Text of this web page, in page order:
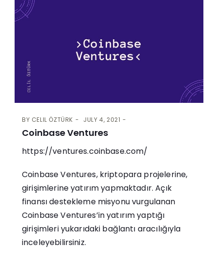
BY CELIL ÖZTÜRK JULY 4, 2021
Coinbase Ventures
https://ventures.coinbase.com/
Coinbase Ventures, kriptopara projelerine,
girişimlerine yatırım yapmaktadır. Açık
finansı destekleme misyonu vurgulanan
Coinbase Ventures’in yatırım yaptığı
girişimleri yukarıdaki bağlantı aracılığıyla
inceleyebilirsiniz.